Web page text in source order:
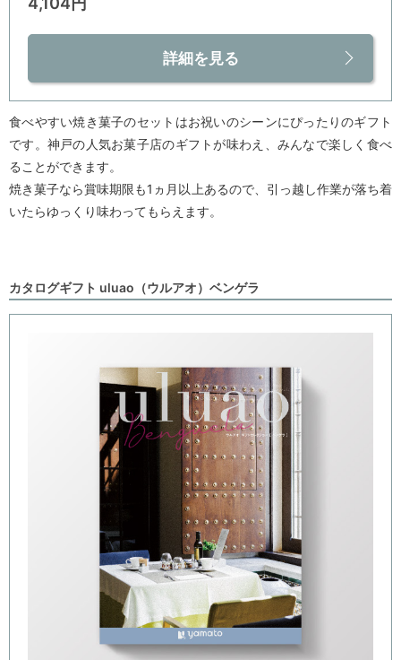
詳細を見る
食べやすい焼き菓子のセットはお祝いのシーンにぴったりのギフト
です。神戸の人気お菓子店のギフトが味わえ、みんなで楽しく食べ
ることができます。
焼き菓子なら賞味期限も1ヵ月以上あるので、引っ越し作業が落ち着
いたらゆっくり味わってもらえます。
カタログギフト uluao（ウルアオ）ベンゲラ